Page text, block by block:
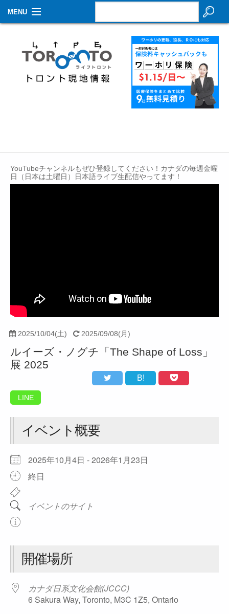
MENU
生活情報
その他
Contact
YouTubeチャンネルもぜひ登録してください！カナダの毎週金曜
日（日本は土曜日）日本語ライブ生配信やってます！
2025/10/04(土) 2025/09/08(月)
ルイーズ・ノグチ「The Shape of Loss」
展 2025
B!
LINE
イベント概要
2025年10月4日 - 2026年1月23日
終日
イベントのサイト
開催場所
カナダ日系文化会館(JCCC)
6 Sakura Way, Toronto, M3C 1Z5, Ontario